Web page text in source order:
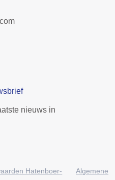
nieuws in
Hatenboer-
Algemene